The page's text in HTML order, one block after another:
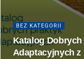
BEZ KATEGORII
Katalog
Adaptacyjnych z